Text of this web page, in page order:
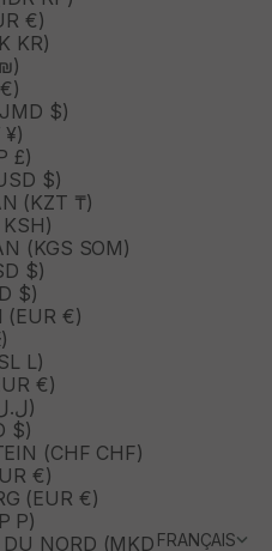
€)
KR)
$)
£)
$)
(KZT ₸)
(KGS SOM)
$)
$)
(EUR €)
L)
€)
LIBAN (LBP ل.ل)
$)
(CHF CHF)
€)
(EUR €)
P)
DU NORD (MKD FRANÇAIS